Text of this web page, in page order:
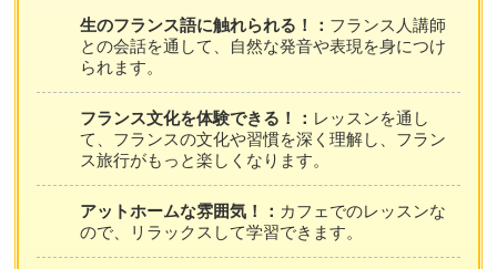
生のフランス語に触れられる！： フランス人講師
との会話を通して、自然な発音や表現を身につけ
られます。
フランス文化を体験できる！： レッスンを通し
て、フランスの文化や習慣を深く理解し、フラン
ス旅行がもっと楽しくなります。
アットホームな雰囲気！： カフェでのレッスンな
ので、リラックスして学習できます。